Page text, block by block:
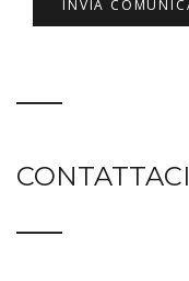
CONTATTACI